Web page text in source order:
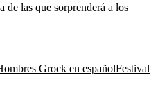
de las que sorprenderá a los
Grock en españolFestival